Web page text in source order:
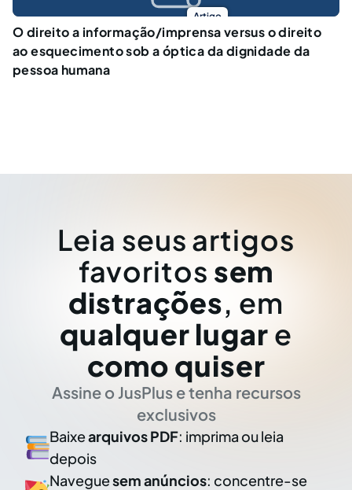
Artigo
O direito a informação/imprensa versus o direito
ao esquecimento sob a óptica da dignidade da
pessoa humana
Leia seus artigos
favoritos sem
distrações, em
qualquer lugar e
como quiser
Assine o JusPlus e tenha recursos
exclusivos
Baixearquivos PDF: imprima ou leia
depois
Naveguesem anúncios: concentre-se